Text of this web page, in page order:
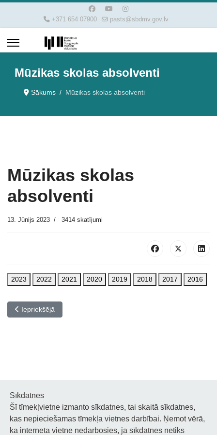
+371 654 07900 pasts@sbdmv.gov.lv
Mūzikas skolas absolventi
Sākums Mūzikas skolas absolventi
Mūzikas skolas
absolventi
13. Jūnijs 2023 3414 skatījumi
2023 2022 2021 2020 2019 2018 2017 2016
Iepriekšējais raksts: 2016. gada Mūzikas skolas absolventi
Iepriekšējā
Noderīgi
Sīkdatnes
Šī tīmekļvietne izmanto sīkdatnes, tai skaitā sīkdatnes,
kas nepieciešamas tīmekļa vietnes darbībai. Ņemot vērā,
ka interneta vietne nedarbosies, ja sīkdatnes netiks